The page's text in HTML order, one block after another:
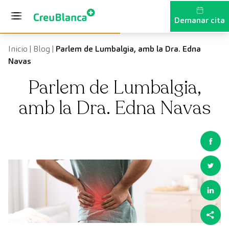
Demanar cita
Inicio | Blog | Parlem de Lumbalgia, amb la Dra. Edna
Navas
Parlem de Lumbalgia,
amb la Dra. Edna Navas